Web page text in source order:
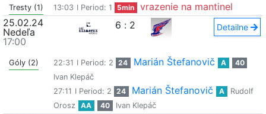
Tresty (1) 13:03 I Period: 1 5min
vrazenie na mantinel
25.02.24
Nedeľa
17:00
6 : 2 Detailne
Góly (2) 22:31 I Period: 2 24 Marián Štefanovič A
40
Ivan Klepáč
27:11 I Period: 2 24 Marián Štefanovič A
Rudolf
Orosz
AA 40 Ivan Klepáč